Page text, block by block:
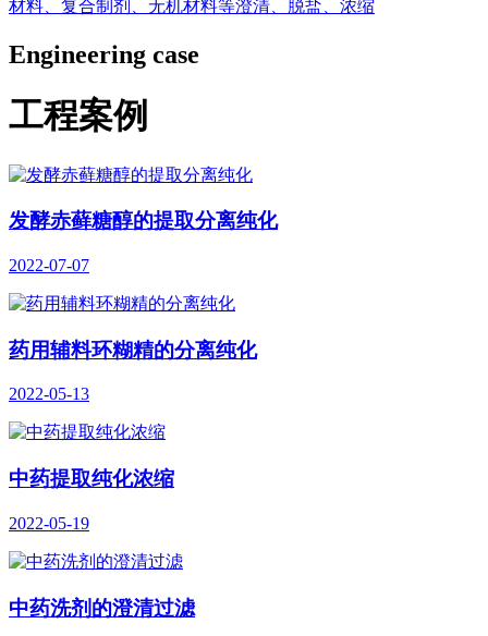
材料、复合制剂、无机材料等澄清、脱盐、浓缩
Engineering case
工程案例
发酵赤藓糖醇的提取分离纯化
2022-07-07
药用辅料环糊精的分离纯化
2022-05-13
中药提取纯化浓缩
2022-05-19
中药洗剂的澄清过滤